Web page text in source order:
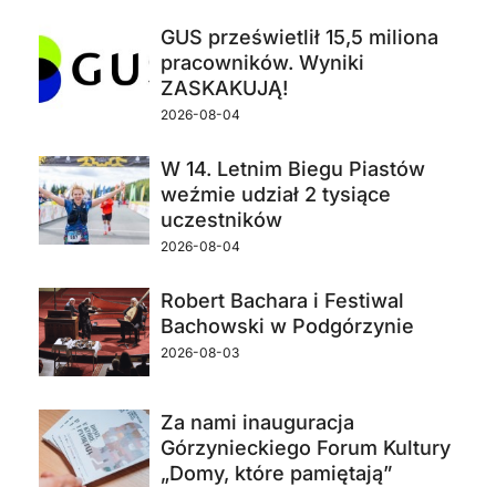
GUS prześwietlił 15,5 miliona
pracowników. Wyniki
ZASKAKUJĄ!
2026-08-04
W 14. Letnim Biegu Piastów
weźmie udział 2 tysiące
uczestników
2026-08-04
Robert Bachara i Festiwal
Bachowski w Podgórzynie
2026-08-03
Za nami inauguracja
Górzynieckiego Forum Kultury
„Domy, które pamiętają”